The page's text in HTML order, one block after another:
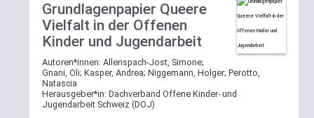
Grundlagenpapier Queere
Vielfalt in der Offenen
Kinder und Jugendarbeit
Autoren*innen: Allenspach-Jost, Simone;
Gnani, Oli; Kasper, Andrea; Niggemann, Holger; Perotto,
Natascia
Herausgeber*in: Dachverband Offene Kinder- und
Jugendarbeit Schweiz (DOJ)